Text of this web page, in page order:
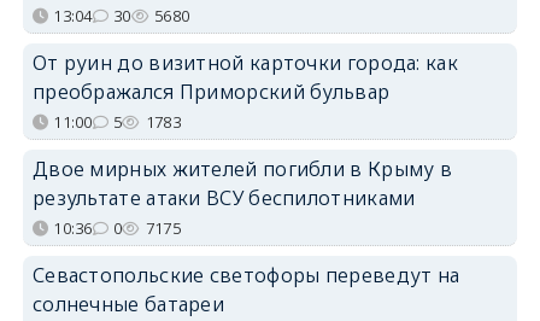
13:04 30 5680
От руин до визитной карточки города: как
преображался Приморский бульвар
11:00 5 1783
Двое мирных жителей погибли в Крыму в
результате атаки ВСУ беспилотниками
10:36 0 7175
Севастопольские светофоры переведут на
солнечные батареи